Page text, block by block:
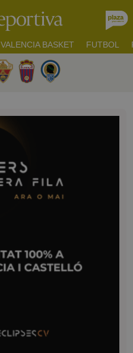
VALENCIA BASKET FUTBOL